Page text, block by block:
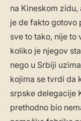
na Kineskom
je de fakto gotovo
sve to tako, nije to
koliko je njegov
nego u Srbiji
kojima se tvrdi da
srpske delegacije
prethodno bio